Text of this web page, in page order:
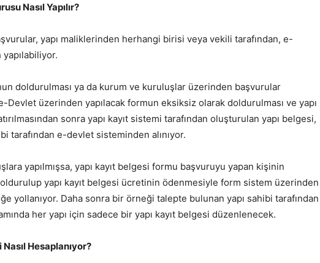
Nasıl Yapılır?
yapı maliklerinden herhangi birisi veya vekili tarafından, e-
doldurulması ya da kurum ve kuruluşlar üzerinden başvurular
Devlet üzerinden yapılacak formun eksiksiz olarak doldurulması ve yapı
sonra yapı kayıt sistemi tarafından oluşturulan yapı belgesi,
tarafından e-devlet sisteminden alınıyor.
yapılmışsa, yapı kayıt belgesi formu başvuruyu yapan kişinin
yapı kayıt belgesi ücretinin ödenmesiyle form sistem üzerinden
yollanıyor. Daha sonra bir örneği talepte bulunan yapı sahibi tarafından
her yapı için sadece bir yapı kayıt belgesi düzenlenecek.
Hesaplanıyor?